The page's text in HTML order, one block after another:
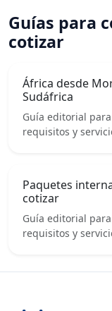
Guías para
cotizar
África desde
Sudáfrica
Guía editorial
requisitos y
Paquetes
cotizar
Guía editorial
requisitos y